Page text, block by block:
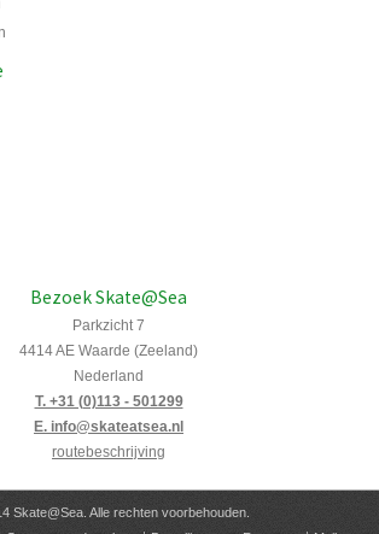
Bezoek Skate@Sea
Parkzicht 7
4414 AE Waarde (Zeeland)
Nederland
T. +31 (0)113 - 501299
E. info@skateatsea.nl
routebeschrijving
Skate@Sea. Alle rechten voorbehouden.